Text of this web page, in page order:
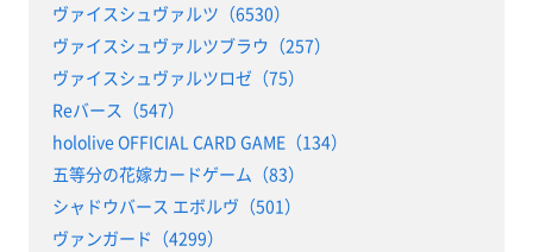
ヴァイスシュヴァルツ（6530）
ヴァイスシュヴァルツブラウ（257）
ヴァイスシュヴァルツロゼ（75）
Reバース（547）
hololive OFFICIAL CARD GAME（134）
五等分の花嫁カードゲーム（83）
シャドウバース エボルヴ（501）
ヴァンガード（4299）